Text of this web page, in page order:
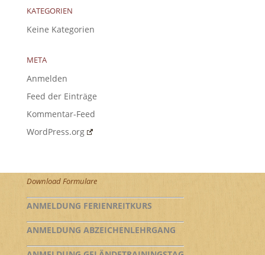
KATEGORIEN
Keine Kategorien
META
Anmelden
Feed der Einträge
Kommentar-Feed
WordPress.org
Download Formulare
ANMELDUNG FERIENREITKURS
ANMELDUNG ABZEICHENLEHRGANG